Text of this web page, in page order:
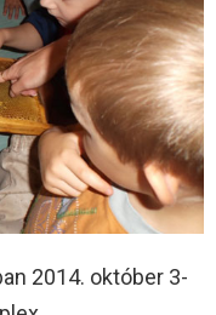
2014. október 3-